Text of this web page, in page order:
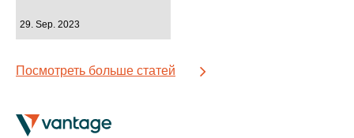
29. Sep. 2023
Посмотреть больше статей